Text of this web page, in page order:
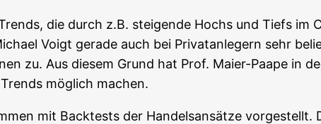
die durch z.B. stei­gen­de Hochs und Tiefs
Voigt gera­de auch bei Pri­vat­an­le­gern sehr
zu. Aus die­sem Grund hat Prof. Mai­er-Paa­pe in
mög­lich machen.
mit Back­tests der Han­dels­an­sät­ze